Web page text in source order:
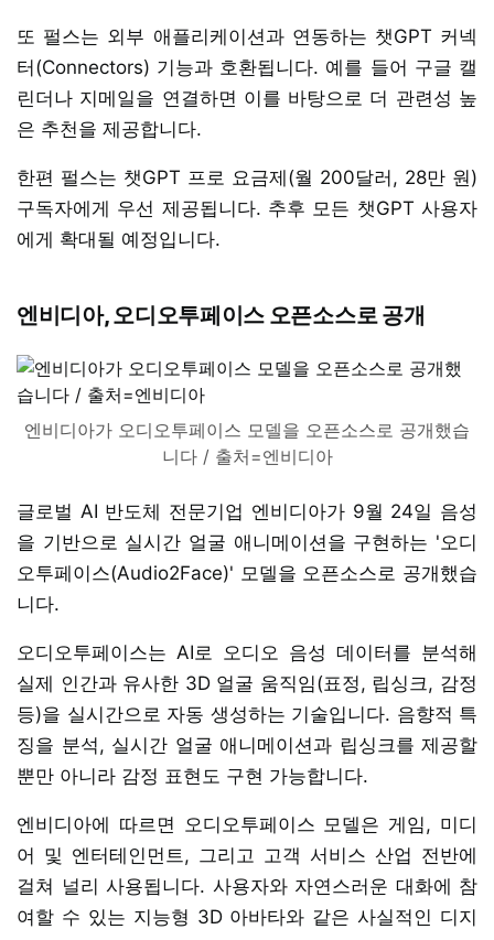
또 펄스는 외부 애플리케이션과 연동하는 챗GPT 커넥
터(Connectors) 기능과 호환됩니다. 예를 들어 구글 캘
린더나 지메일을 연결하면 이를 바탕으로 더 관련성 높
은 추천을 제공합니다.
한편 펄스는 챗GPT 프로 요금제(월 200달러, 28만 원)
구독자에게 우선 제공됩니다. 추후 모든 챗GPT 사용자
에게 확대될 예정입니다.
엔비디아, 오디오투페이스 오픈소스로 공개
엔비디아가 오디오투페이스 모델을 오픈소스로 공개했습
니다 / 출처=엔비디아
글로벌 AI 반도체 전문기업 엔비디아가 9월 24일 음성
을 기반으로 실시간 얼굴 애니메이션을 구현하는 '오디
오투페이스(Audio2Face)' 모델을 오픈소스로 공개했습
니다.
오디오투페이스는 AI로 오디오 음성 데이터를 분석해
실제 인간과 유사한 3D 얼굴 움직임(표정, 립싱크, 감정
등)을 실시간으로 자동 생성하는 기술입니다. 음향적 특
징을 분석, 실시간 얼굴 애니메이션과 립싱크를 제공할
뿐만 아니라 감정 표현도 구현 가능합니다.
엔비디아에 따르면 오디오투페이스 모델은 게임, 미디
어 및 엔터테인먼트, 그리고 고객 서비스 산업 전반에
걸쳐 널리 사용됩니다. 사용자와 자연스러운 대화에 참
여할 수 있는 지능형 3D 아바타와 같은 사실적인 디지